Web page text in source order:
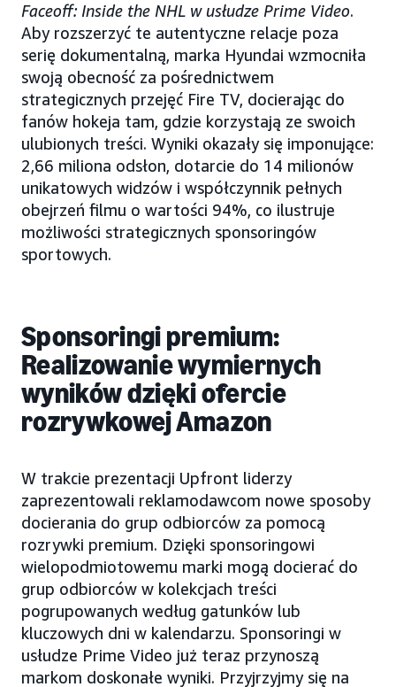
Faceoff: Inside the NHL w usłudze Prime Video.
Aby rozszerzyć te autentyczne relacje poza
serię dokumentalną, marka Hyundai wzmocniła
swoją obecność za pośrednictwem
strategicznych przejęć Fire TV, docierając do
fanów hokeja tam, gdzie korzystają ze swoich
ulubionych treści. Wyniki okazały się imponujące:
2,66 miliona odsłon, dotarcie do 14 milionów
unikatowych widzów i współczynnik pełnych
obejrzeń filmu o wartości 94%, co ilustruje
możliwości strategicznych sponsoringów
sportowych.
Sponsoringi premium:
Realizowanie wymiernych
wyników dzięki ofercie
rozrywkowej Amazon
W trakcie prezentacji Upfront liderzy
zaprezentowali reklamodawcom nowe sposoby
docierania do grup odbiorców za pomocą
rozrywki premium. Dzięki sponsoringowi
wielopodmiotowemu marki mogą docierać do
grup odbiorców w kolekcjach treści
pogrupowanych według gatunków lub
kluczowych dni w kalendarzu. Sponsoringi w
usłudze Prime Video już teraz przynoszą
markom doskonałe wyniki. Przyjrzyjmy się na